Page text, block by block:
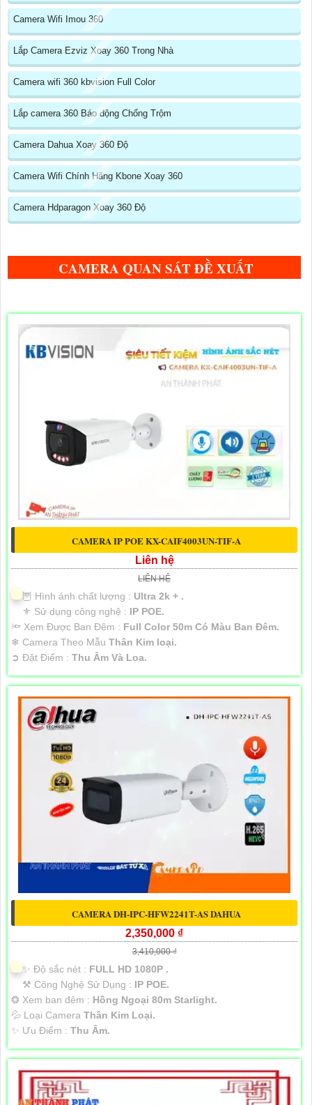
Camera Wifi Imou 360
Lắp Camera Ezviz Xoay 360 Trong Nhà
Camera wifi 360 kbvision Full Color
Lắp camera 360 Báo động Chống Trộm
Camera Dahua Xoay 360 Độ
Camera Wifi Chính Hãng Kbone Xoay 360
Camera Hdparagon Xoay 360 Độ
CAMERA QUAN SÁT ĐỀ XUẤT
CAMERA IP POE KX-CAIF4003UN-TIF-A
Liên hệ
LIÊN HỆ
🦉 Hình ảnh chất lượng : Ultra 2k + .
⚜️ Sử dụng công nghệ : IP POE.
🔦 Xem Được Ban Đêm : Full Color 50m Có Màu Ban Ðêm.
❄ Camera Theo Mẫu Thân Kim loại.
️➲ Đặt Điểm : Thu Âm Và Loa.
CAMERA DH-IPC-HFW2241T-AS DAHUA
2,350,000 ₫
3,410,000 ₫
✨ Độ sắc nét : FULL HD 1080P .
⚒ Công Nghệ Sử Dụng : IP POE.
❂ Xem ban đêm : Hồng Ngoại 80m Starlight.
💦 Loại Camera Thân Kim Loại.
️✨ Ưu Điểm : Thu Âm.